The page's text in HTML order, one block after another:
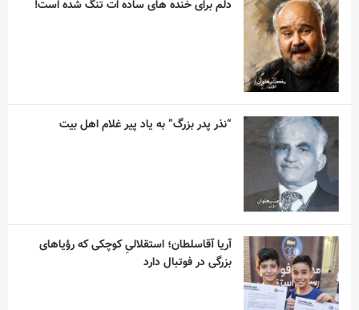
دلم برای خنده های ساده ات تنگ شده است!
“نذر پدر بزرگ” به یاد پیر غلام اهل بیت
آریا آقاسلطان؛ استقلالیِ کوچکی که رؤیاهای
بزرگی در فوتبال دارد